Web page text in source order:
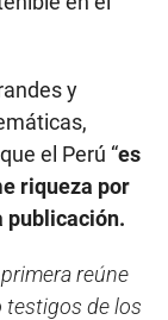
y
el Perú “es
riqueza por
publicación.
reúne
testigos de los